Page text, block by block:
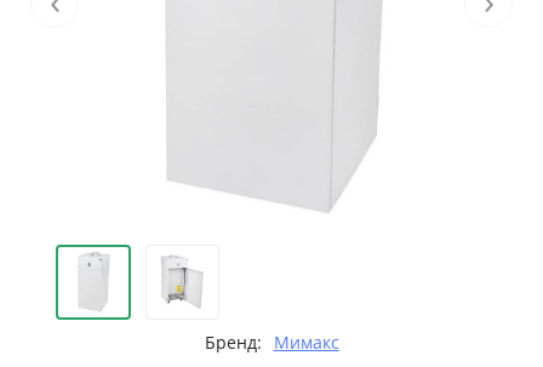
Бренд: Мимакс